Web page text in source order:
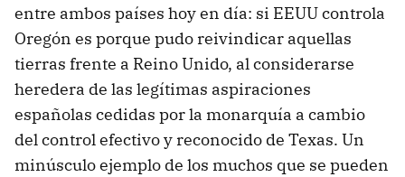
entre ambos países hoy en día: si EEUU controla
Oregón es porque pudo reivindicar aquellas
tierras frente a Reino Unido, al considerarse
heredera de las legítimas aspiraciones
españolas cedidas por la monarquía a cambio
del control efectivo y reconocido de Texas. Un
minúsculo ejemplo de los muchos que se pueden